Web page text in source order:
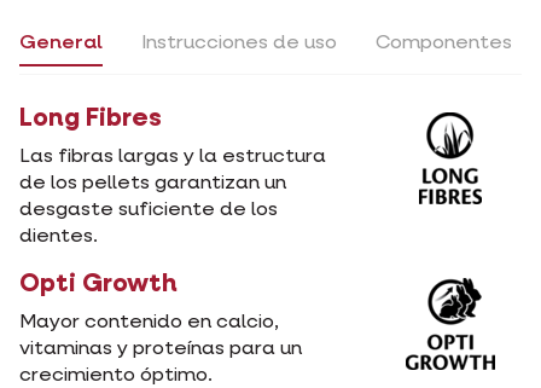
General Instrucciones de uso Componentes
Long Fibres
Las fibras largas y la estructura
de los pellets garantizan un
desgaste suficiente de los
dientes.
Opti Growth
Mayor contenido en calcio,
vitaminas y proteínas para un
crecimiento óptimo.